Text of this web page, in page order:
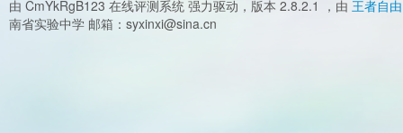
由 CmYkRgB123 在线评测系统 强力驱动，版本 2.8.2.1 ，由 王者自由
南省实验中学 邮箱：syxinxi@sina.cn